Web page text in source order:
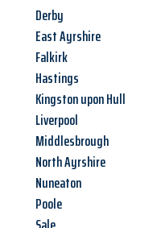
Derby
East Ayrshire
Falkirk
Hastings
Kingston upon Hull
Liverpool
Middlesbrough
North Ayrshire
Nuneaton
Poole